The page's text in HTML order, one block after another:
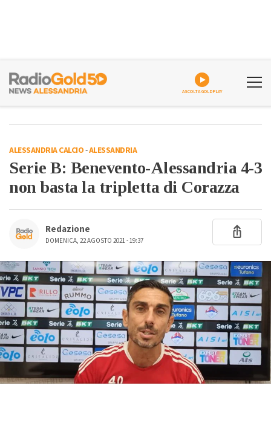
ASCOLTA GOLDPLAY
ALESSANDRIA CALCIO-ALESSANDRIA
Serie B: Benevento-Alessandria 4-3
non basta la tripletta di Corazza
Redazione
DOMENICA, 22 AGOSTO 2021 - 19:37